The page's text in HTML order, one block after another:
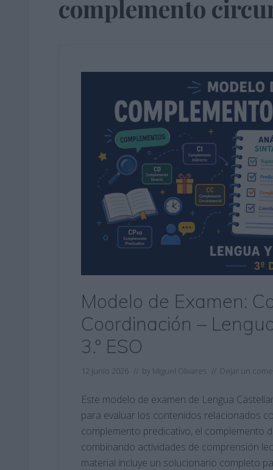
complemento
Modelo de Examen:
Coordinación –
3.º ESO
12 junio 2026 // by Miguel Olivares // Dejar un
Este modelo de examen de Lengua
para evaluar los contenidos relacionados
complemento predicativo, el complemento
combinando actividades de comprensión
material incluye un solucionario completo